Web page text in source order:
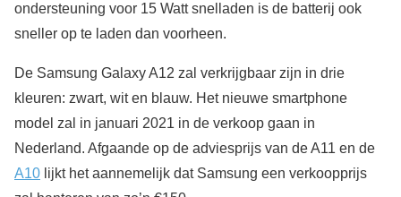
ondersteuning voor 15 Watt snelladen is de batterij ook
sneller op te laden dan voorheen.
De Samsung Galaxy A12 zal verkrijgbaar zijn in drie
kleuren: zwart, wit en blauw. Het nieuwe smartphone
model zal in januari 2021 in de verkoop gaan in
Nederland. Afgaande op de adviesprijs van de A11 en de
A10 lijkt het aannemelijk dat Samsung een verkoopprijs